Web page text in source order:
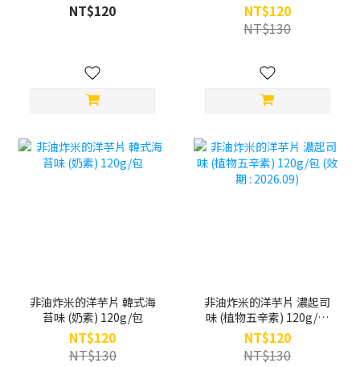
NT$120
NT$120
NT$130
非油炸米的洋芋片 韓式海
苔味 (奶素) 120g/包
NT$120
NT$130
非油炸米的洋芋片 濃起司
味 (植物五辛素) 120g/包
(效期 : 2026.09)
NT$120
NT$130